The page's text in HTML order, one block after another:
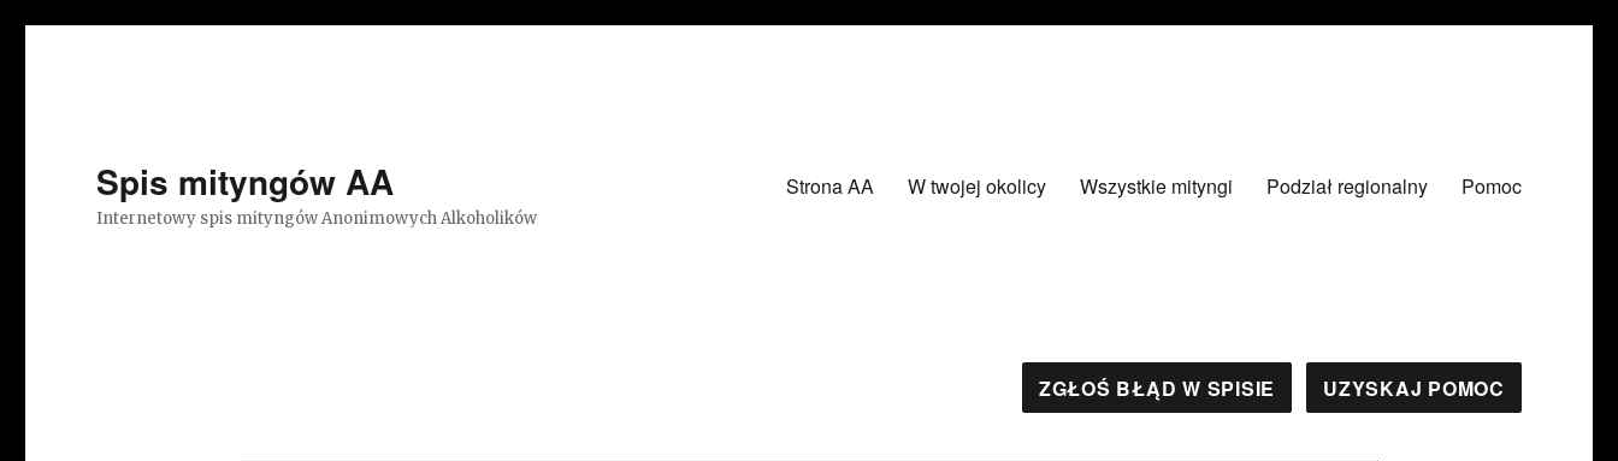
Spis mityngów AA
Internetowy spis mityngów Anonimowych Alkoholików
Strona AA W twojej okolicy Wszystkie mityngi Podział regionalny Pomoc
ZGŁOŚ BŁĄD W SPISIE UZYSKAJ POMOC